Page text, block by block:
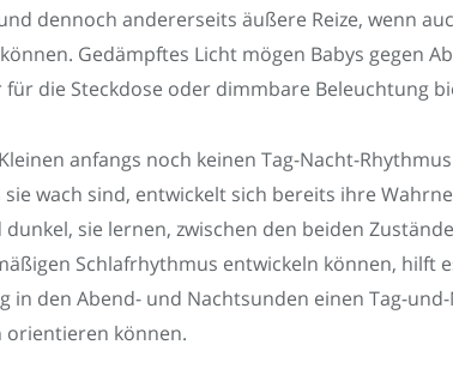
dennoch andererseits äußere Reize, wenn
Gedämpftes Licht mögen Babys gegen
die Steckdose oder dimmbare Beleuchtung
anfangs noch keinen Tag-Nacht-
sie wach sind, entwickelt sich bereits ihre
sie lernen, zwischen den beiden
Schlafrhythmus entwickeln können, hilft
in den Abend- und Nachtsunden einen Tag-
orientieren können.